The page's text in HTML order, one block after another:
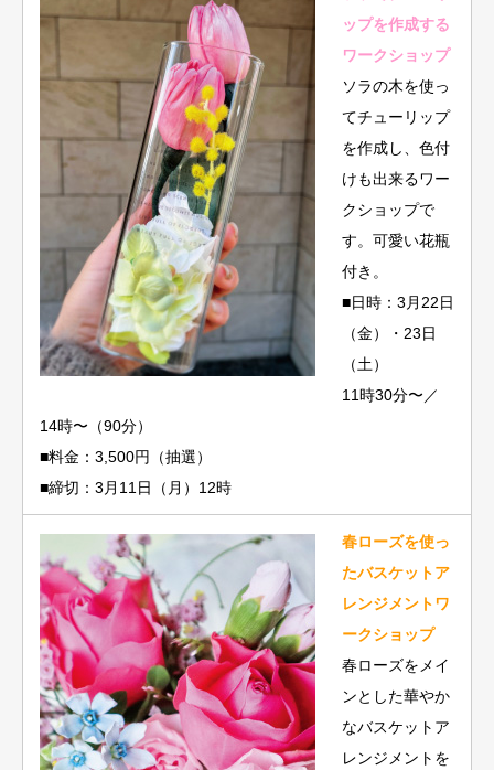
ップを作成する
ワークショップ
ソラの木を使っ
てチューリップ
を作成し、色付
けも出来るワー
クショップで
す。可愛い花瓶
付き。
■日時：3月22日
（金）・23日
（土）
11時30分〜／
14時〜（90分）
■料金：3,500円（抽選）
■締切：3月11日（月）12時
春ローズを使っ
たバスケットア
レンジメントワ
ークショップ
春ローズをメイ
ンとした華やか
なバスケットア
レンジメントを